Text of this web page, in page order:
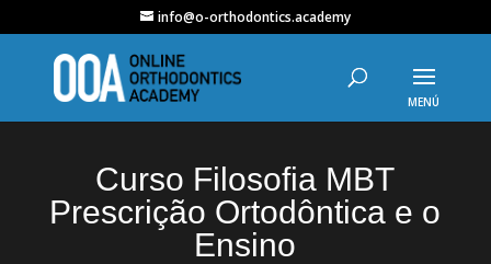
info@o-orthodontics.academy
Curso Filosofia MBT
Prescrição Ortodôntica e o
Ensino